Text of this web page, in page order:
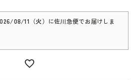
08/11（火） に佐川急便でお届けしま